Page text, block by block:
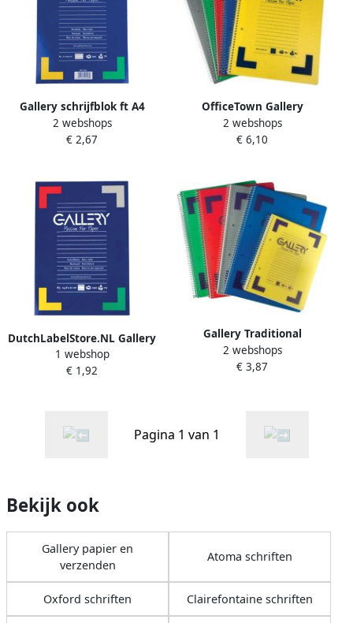
Gallery schrijfblok ft A4
gelijnd blok van 100 vel 5
stuks
2 webshops
€ 2,67
OfficeTown Gallery
Traditional spiraalschrift ft
A4 gelijnd geassorteerde
2 webshops
€ 6,10
DutchLabelStore.NL Gallery
schrijfblok ft A5 gelijnd 100
vel
1 webshop
€ 1,92
Gallery Traditional
spiraalschrift ft A5 geruit 5
mm geassorteerde kleuren
2 webshops
€ 3,87
Pagina 1 van 1
Bekijk ook
Gallery papier en
verzenden
Atoma schriften
Oxford schriften Clairefontaine schriften